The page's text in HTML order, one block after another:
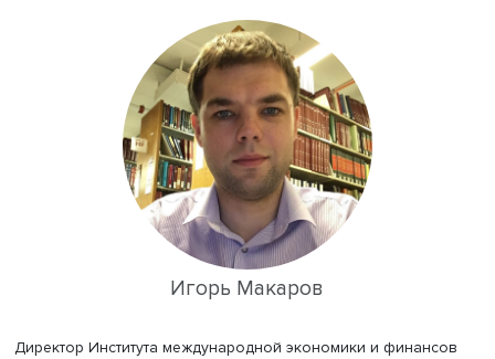
скатиться в спекуляцию, утверждая о неизбежности
без санкций или, напротив, что проблемы возникли из-
враждебных действий Запада. Важно изучать влияние
санкций на рост инфляции, повышение процентных
взлет цен на энергоресурсы и продовольствие, их
воздействие на Запад и развивающиеся страны,
Игорь Макаров.